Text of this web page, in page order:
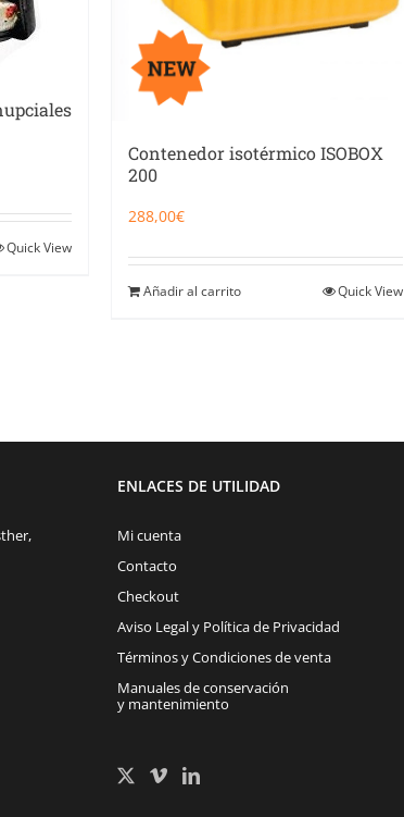
Quick View
Contenedor isotérmico ISOBOX
200
288,00€
Añadir al carrito Quick View
ENLACES DE UTILIDAD
Mi cuenta
Contacto
Checkout
Aviso Legal y Política de Privacidad
Términos y Condiciones de venta
Manuales de conservación
y mantenimiento